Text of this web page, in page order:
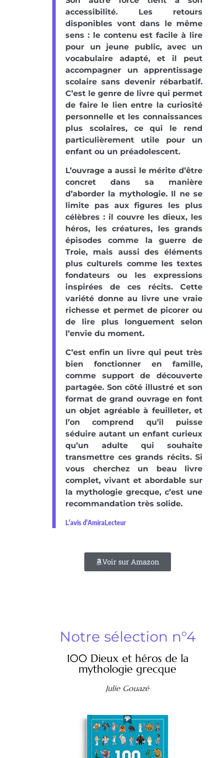
accessibilité. Les retours
disponibles vont dans le même
sens : le contenu est facile à lire
pour un jeune public, avec un
vocabulaire adapté, et il peut
accompagner un apprentissage
scolaire sans devenir rébarbatif.
C’est le genre de livre qui permet
de faire le lien entre la curiosité
personnelle et les connaissances
plus scolaires, ce qui le rend
particulièrement utile pour un
enfant ou un préadolescent.
L’ouvrage a aussi le mérite d’être
concret dans sa manière
d’aborder la mythologie. Il ne se
limite pas aux figures les plus
célèbres : il couvre les dieux, les
héros, les créatures, les grands
épisodes comme la guerre de
Troie, mais aussi des éléments
plus culturels comme les textes
fondateurs ou les expressions
inspirées de ces récits. Cette
variété donne au livre une vraie
richesse et permet de picorer ou
de lire plus longuement selon
l’envie du moment.
C’est enfin un livre qui peut très
bien fonctionner en famille,
comme support de découverte
partagée. Son côté illustré et son
format de grand ouvrage en font
un objet agréable à feuilleter, et
l’on comprend qu’il puisse
séduire autant un enfant curieux
qu’un adulte qui souhaite
transmettre ces grands récits. Si
vous cherchez un beau livre
complet, vivant et abordable sur
la mythologie grecque, c’est une
recommandation très solide.
L'avis d'AmiraLecteur
Voir sur Amazon
Notre sélection n°4
100 Dieux et héros de la
mythologie grecque
Julie Gouazé